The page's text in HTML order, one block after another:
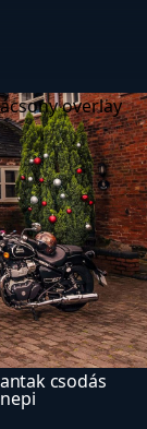
csodás